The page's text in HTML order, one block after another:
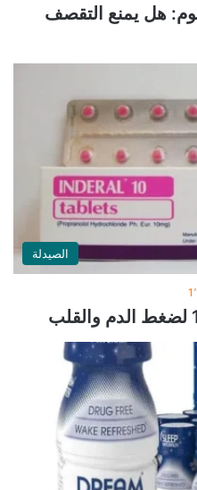
هل يمنع التقصف
الصيدلة